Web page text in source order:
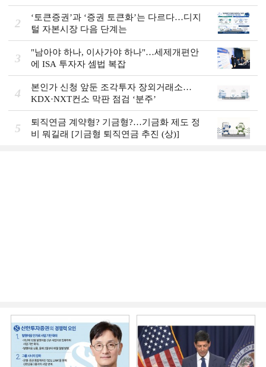
2
‘토큰증권’과 ‘증권 토큰화’는 다르다…디지
털 자본시장 다음 단계는
3
"남아야 하나, 이사가야 하나"…세제개편안
에 ISA 투자자 셈법 복잡
4
본인가 신청 앞둔 조각투자 장외거래소…
KDX·NXT컨소 막판 점검 ‘분주’
5
퇴직연금 계약형? 기금형?…기금화 제도 정
비 뭐길래 [기금형 퇴직연금 추진 (상)]